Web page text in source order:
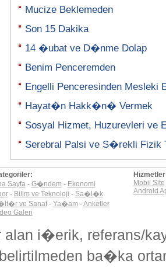
Mucize Beklemeden
Son 15 Dakika
14 �ubat ve D�nme Dolap
Benim Penceremden
Engelli Penceresinden
Hayat�n Hakk�n� Vermek
Sosyal Hizmet, Huzurevleri ve
Serebral Palsi ve S�rekli Fizik
Sayfa- G�ndem - Ekonomi
- Bilim ve Teknoloji - Sa�l�k
ve Sanat- Ya�am -Anketler
Galeri
Mobil Site
Android
alan i�erik, referans/
ba�ka